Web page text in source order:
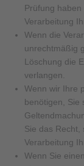
Prüfung
Verarbeitung
Wenn die
unrechtmäßig
Löschung die
verlangen.
Wenn wir Ihre
benötigen, Sie
Sie das Recht,
Verarbeitung
Wenn Sie